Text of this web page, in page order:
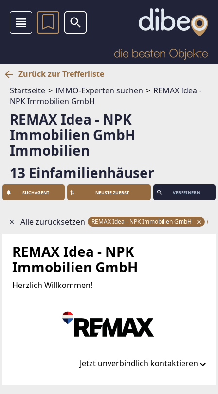
Zurück zur Trefferliste
Startseite
IMMO-Experten suchen
REMAX Idea -
NPK Immobilien GmbH
REMAX Idea - NPK
Immobilien GmbH
Immobilien
13 Einfamilienhäuser
SUCHAGENT VERFEINERN
Alle zurücksetzen REMAX Idea - NPK Immobilien GmbH
REMAX Idea - NPK
Immobilien GmbH
Herzlich Willkommen!
Jetzt unverbindlich kontaktieren